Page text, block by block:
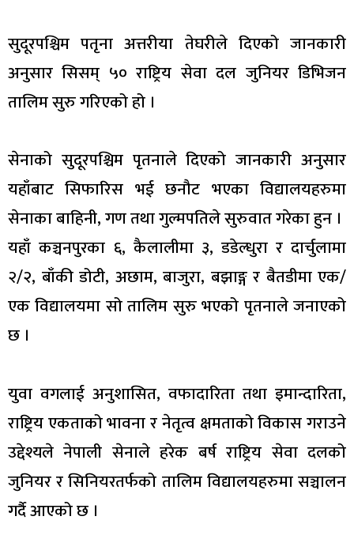
सुदूरपश्चिम पतृना अत्तरीया तेघरीले दिएको जानकारी
अनुसार सिसम् ५० राष्ट्रिय सेवा दल जुनियर डिभिजन
तालिम सुरु गरिएको हो ।
सेनाको सुदूरपश्चिम पृतनाले दिएको जानकारी अनुसार
यहाँबाट सिफारिस भई छनौट भएका विद्यालयहरुमा
सेनाका बाहिनी, गण तथा गुल्मपतिले सुरुवात गरेका हुन ।
यहाँ कञ्चनपुरका ६, कैलालीमा ३, डडेल्धुरा र दार्चुलामा
२/२, बाँकी डोटी, अछाम, बाजुरा, बझाङ्ग र बैतडीमा एक/
एक विद्यालयमा सो तालिम सुरु भएको पृतनाले जनाएको
छ ।
युवा वगलाई अनुशासित, वफादारिता तथा इमान्दारिता,
राष्ट्रिय एकताको भावना र नेतृत्व क्षमताको विकास गराउने
उद्देश्यले नेपाली सेनाले हरेक बर्ष राष्ट्रिय सेवा दलको
जुनियर र सिनियरतर्फको तालिम विद्यालयहरुमा सञ्चालन
गर्दै आएको छ ।